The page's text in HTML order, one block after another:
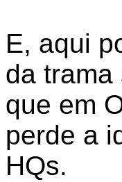
E, aqui
da
que em
perde a
HQs.